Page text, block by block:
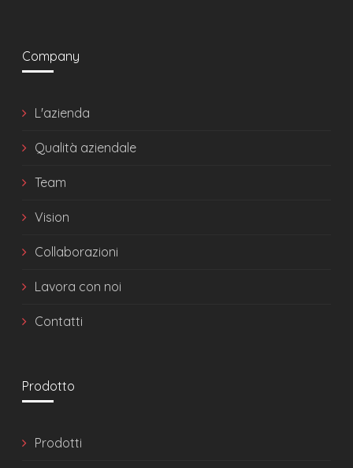
Company
L'azienda
Qualità aziendale
Team
Vision
Collaborazioni
Lavora con noi
Contatti
Prodotto
Prodotti